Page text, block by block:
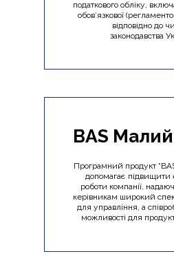
податкового обліку,
обов’язкової
відповідно до
законодавства
BAS Малий
Програмний продукт
допомагає підвищити
роботи компанії,
керівникам широкий
для управління, а
можливості для